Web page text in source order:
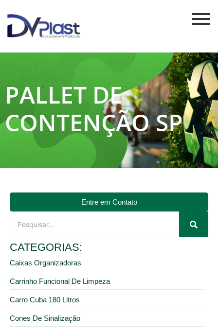
PALLET DE
CONTENÇÃO SP
Entre em Contato
CATEGORIAS:
Caixas Organizadoras
Carrinho Funcional De Limpeza
Carro Cuba 180 Litros
Cones De Sinalização